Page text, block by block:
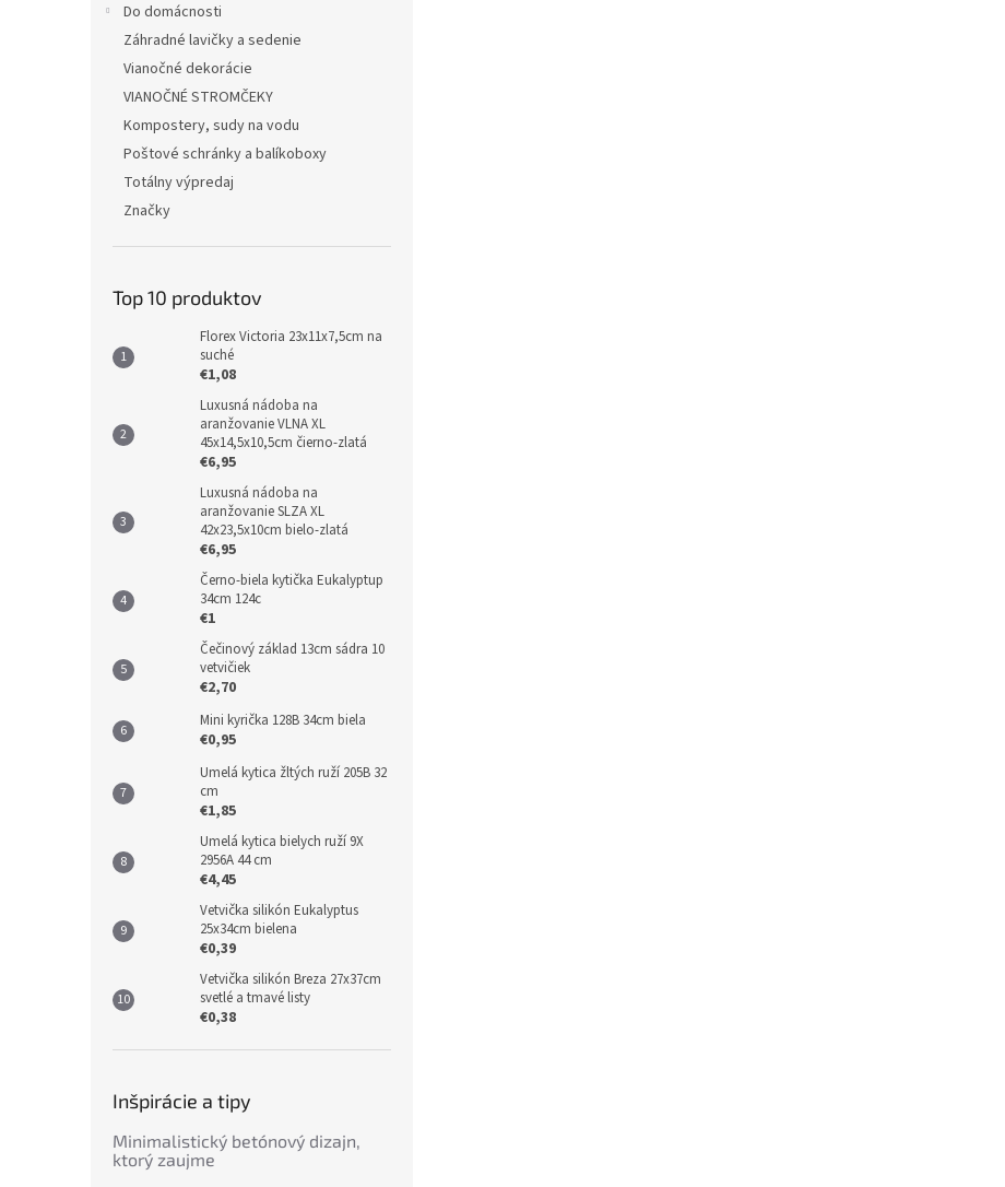
Do domácnosti
Záhradné lavičky a sedenie
Vianočné dekorácie
VIANOČNÉ STROMČEKY
Kompostery, sudy na vodu
Poštové schránky a balíkoboxy
Totálny výpredaj
Značky
Top 10 produktov
Florex Victoria 23x11x7,5cm na
suché
€1,08
Luxusná nádoba na
aranžovanie VLNA XL
45x14,5x10,5cm čierno-zlatá
€6,95
Luxusná nádoba na
aranžovanie SLZA XL
42x23,5x10cm bielo-zlatá
€6,95
Černo-biela kytička Eukalyptup
34cm 124c
€1
Čečinový základ 13cm sádra 10
vetvičiek
€2,70
Mini kyrička 128B 34cm biela
€0,95
Umelá kytica žltých ruží 205B 32
cm
€1,85
Umelá kytica bielych ruží 9X
2956A 44 cm
€4,45
Vetvička silikón Eukalyptus
25x34cm bielena
€0,39
Vetvička silikón Breza 27x37cm
svetlé a tmavé listy
€0,38
Inšpirácie a tipy
Minimalistický betónový dizajn,
ktorý zaujme